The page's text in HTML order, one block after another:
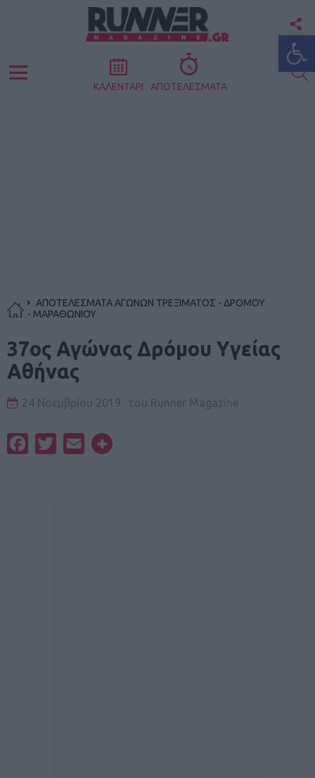
Menu ΚΑΛΕΝΤΑΡΙ ΑΠΟΤΕΛΕΣΜΑΤΑ
ΑΠΟΤΕΛΕΣΜΑΤΑ ΑΓΩΝΩΝ ΤΡΕΞΙΜΑΤΟΣ - ΔΡΟΜΟΥ
- ΜΑΡΑΘΩΝΙΟΥ
37ος Αγώνας Δρόμου Υγείας
Αθήνας
24 Νοεμβρίου 2019 του Runner Magazine
FacebookTwitterEmail